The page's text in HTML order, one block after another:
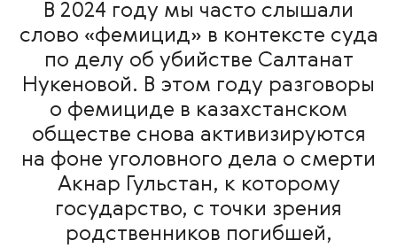
В 2024 году мы часто слышали
слово «фемицид» в контексте суда
по делу об убийстве Салтанат
Нукеновой. В этом году разговоры
о фемициде в казахстанском
обществе снова активизируются
на фоне уголовного дела о смерти
Акнар Гульстан, к которому
государство, с точки зрения
родственников погибшей,